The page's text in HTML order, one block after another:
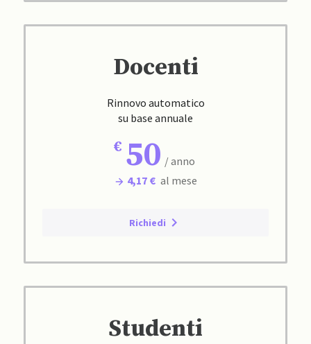
Docenti
Rinnovo automatico
su base annuale
50 / anno
4,17 € al mese
Richiedi
Studenti